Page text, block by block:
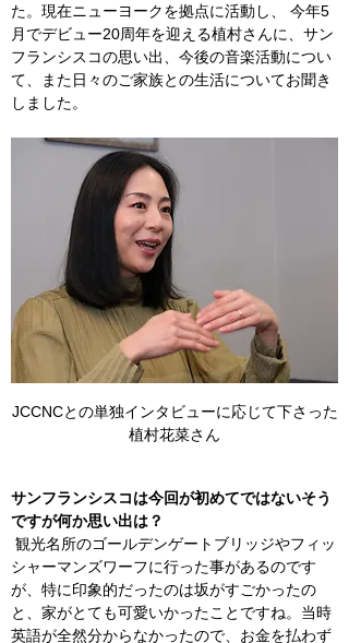
た。現在ニューヨークを拠点に活動し、 今年5
月でデビュー20周年を迎える植村さんに、サン
フランシスコの思い出、今後の音楽活動につい
て、また日々のご家族との生活についてお聞き
しました。
JCCNCとの単独インタビューに応じて下さった
植村花菜さん
サンフランシスコは今回が初めてではないそう
ですが何か思い出は？
観光名所のゴールデンゲートブリッジやフィッ
シャーマンズワーフに行った事があるのです
が、特に印象的だったのは坂がすごかったの
と、家がとても可愛いかったことですね。当時
英語が全然分からなかったので、お金を払わず